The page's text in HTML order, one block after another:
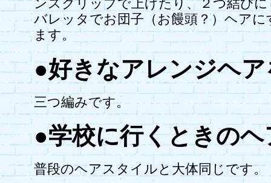
ンスクリップで上げたり、２つ結び
バレッタでお団子（お饅頭？）ヘア
ます。
●好きなアレンジヘ
三つ編みです。
●学校に行くときの
普段のヘアスタイルと大体同じです。